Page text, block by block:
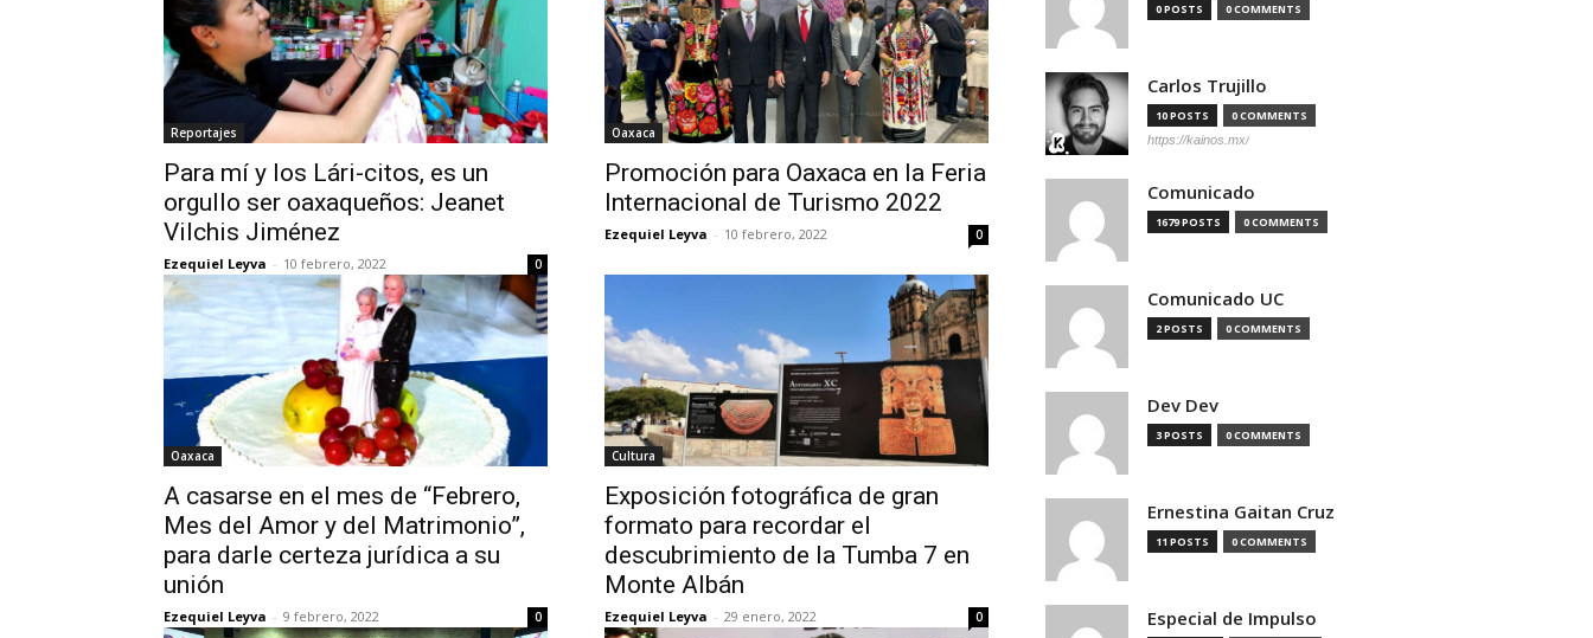
Reportajes
Para mí y los Lári-citos, es un
orgullo ser oaxaqueños: Jeanet
Vilchis Jiménez
Ezequiel Leyva - 10 febrero, 2022 0
Oaxaca
Promoción para Oaxaca en la Feria
Internacional de Turismo 2022
Ezequiel Leyva - 10 febrero, 2022 0
Oaxaca
A casarse en el mes de “Febrero,
Mes del Amor y del Matrimonio”,
para darle certeza jurídica a su
unión
Ezequiel Leyva - 9 febrero, 2022 0
Cultura
Exposición fotográfica de gran
formato para recordar el
descubrimiento de la Tumba 7 en
Monte Albán
Ezequiel Leyva - 29 enero, 2022 0
0 POSTS 0 COMMENTS
Carlos Trujillo
10 POSTS 0 COMMENTS
https://kainos.mx/
Comunicado
1679 POSTS 0 COMMENTS
Comunicado UC
2 POSTS 0 COMMENTS
Dev Dev
3 POSTS 0 COMMENTS
Ernestina Gaitan Cruz
11 POSTS 0 COMMENTS
Especial de Impulso